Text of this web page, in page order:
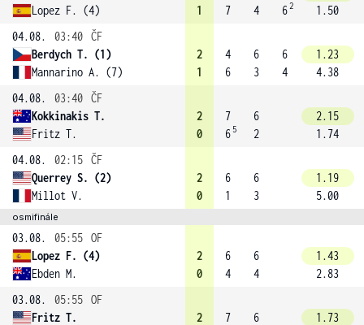
Lopez F. (4)
1
7
4
62
1.50
04.08.
03:40 ČF
Berdych T. (1)
Mannarino A. (7)
2
1
4
6
6
3
6
4
1.23
4.38
04.08.
03:40 ČF
Kokkinakis T.
Fritz T.
2
0
7
6 5
6
2
2.15
1.74
04.08.
02:15 ČF
Querrey S. (2)
Millot V.
2
0
6
1
6
3
1.19
5.00
osmifinále
03.08. 05:55 OF
Lopez F. (4)
Ebden M.
2
0
6
4
6
4
1.43
2.83
03.08.
05:55 OF
Fritz T.
2
7
6
1.73